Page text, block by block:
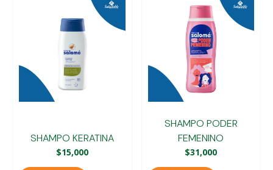
SHAMPO KERATINA
$15,000
SHAMPO PODER
FEMENINO
$31,000